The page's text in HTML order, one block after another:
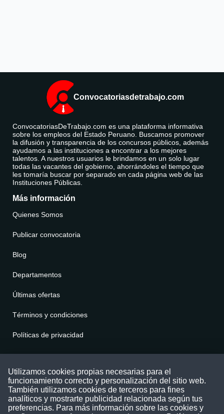
Convocatoriasdetrabajo.com
ConvocatoriasDeTrabajo.com es una plataforma informativa
sobre los empleos del Estado Peruano. Buscamos promover
la difusión y transparencia de los concursos públicos, además
ayudamos a las instituciones a encontrar a los mejores
talentos. A nuestros usuarios le brindamos en un solo lugar
todas las vacantes del gobierno, ahorrándoles el tiempo que
les tomaría buscar por separado en cada página web de las
Instituciones Públicas.
Más información
Quienes Somos
Publicar convocatoria
Blog
Departamentos
Últimas ofertas
Términos y condiciones
Políticas de privacidad
Puede comunicarse con nosotros a través
nuestras redes sociales o del correo:
contacto@convocatoriasdetrabajo.com
Utilizamos cookies propias necesarias para el
funcionamiento correcto y personalización del sitio web.
También utilizamos cookies de terceros para fines
analíticos y mostrarte publicidad relacionada según tus
preferencias. Para más información sobre las cookies y